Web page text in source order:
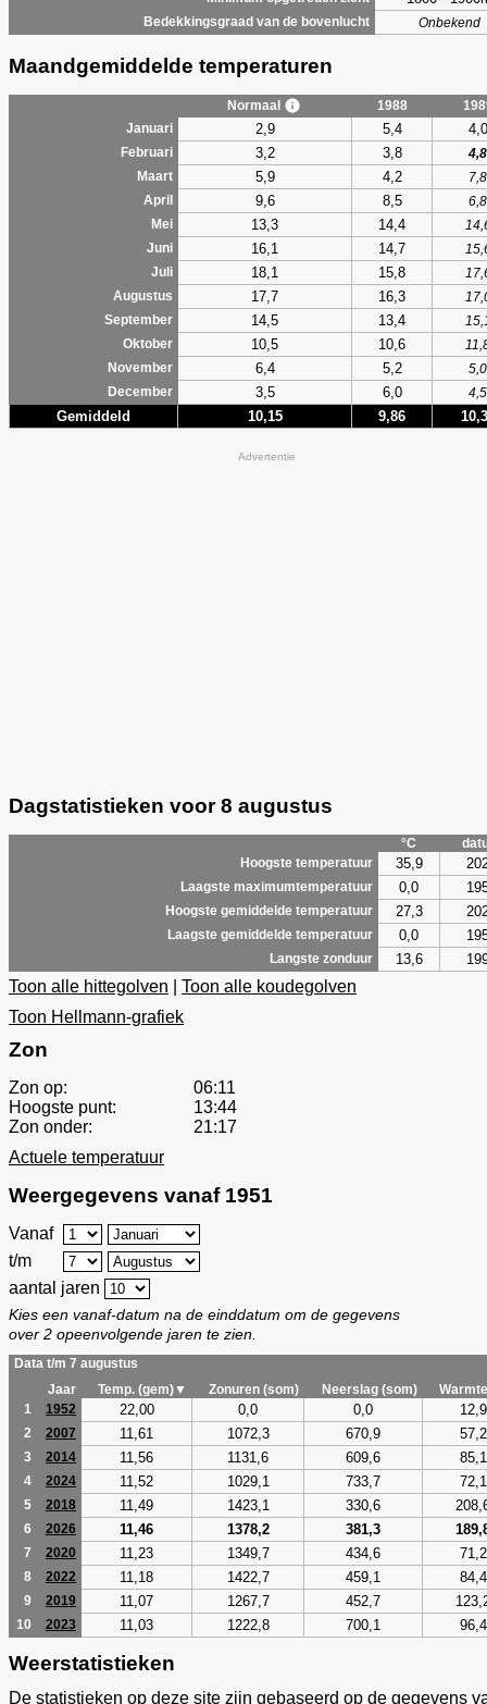
Bedekkingsgraad van de bovenlucht Onbekend
Maandgemiddelde temperaturen
Normaal 1988
Januari
2,9 5,4 4,0
Februari 3,2 3,8
4,8
Maart
5,9 4,2
7,8
April
9,6 8,5
6,8
Mei
13,3 14,4
Juni
16,1 14,7
Juli
18,1 15,8
Augustus
17,7 16,3
September
14,5 13,4
Oktober
10,5 10,6
November
6,4 5,2
5,0
December
3,5 6,0 4,5
Gemiddeld 10,15 9,86
Advertentie
Dagstatistieken voor 8 augustus
°C
Hoogste temperatuur
35,9
Laagste maximumtemperatuur 0,0
Hoogste gemiddelde temperatuur 27,3
Laagste gemiddelde temperatuur 0,0
Langste zonduur 13,6
Toon alle hittegolven
Toon alle koudegolven
Toon Hellmann-grafiek
Zon
Zon op:
06:11
Hoogste punt:
13:44
Zon onder:
21:17
Actuele temperatuur
Weergegevens vanaf 1951
Vanaf
t/m
aantal jaren
Kies een vanaf-datum na de einddatum om de gegevens
over 2 opeenvolgende jaren te zien.
Data t/m 7 augustus
Jaar
Temp. (gem)▼ Zonuren (som) Neerslag (som)
1
1952 22,00 0,0 0,0 12,9
2 2007 11,61 1072,3 670,9 57,2
3 2014 11,56 1131,6 609,6 85,1
4 2024 11,52 1029,1 733,7 72,1
5 2018 11,49 1423,1 330,6
6 2026 11,46 1378,2 381,3
7 2020 11,23 1349,7 434,6 71,2
8 2022 11,18 1422,7 459,1 84,4
9 2019 11,07 1267,7 452,7
10 2023 11,03 1222,8 700,1 96,4
Weerstatistieken
De statistieken op deze site zijn gebaseerd op de gegevens